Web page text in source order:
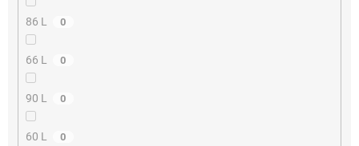
86 L 0
66 L 0
90 L 0
60 L 0